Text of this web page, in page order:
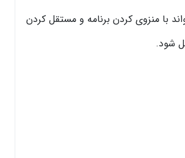
با منزوی کردن برنامه و مستقل کردن
شود.